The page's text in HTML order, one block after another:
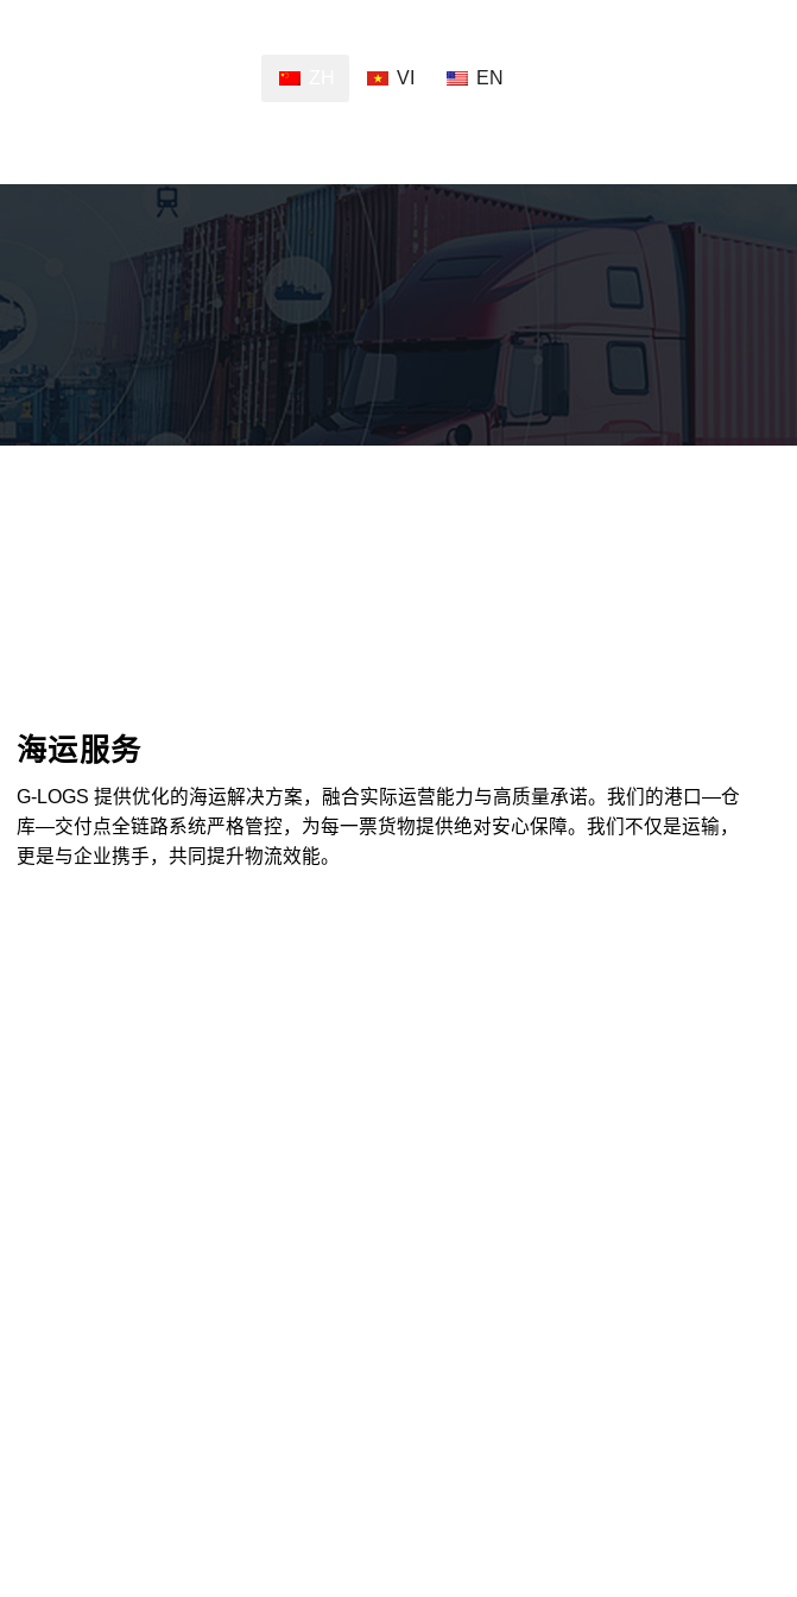
VI EN
海运服务
G-LOGS 提供优化的海运解决方案，融合实际运营能力与高质量承诺。我们的港口—仓
库—交付点全链路系统严格管控，为每一票货物提供绝对安心保障。我们不仅是运输，
更是与企业携手，共同提升物流效能。